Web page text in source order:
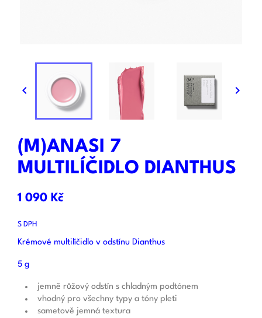
 
(M)ANASI 7
MULTILÍČIDLO DIANTHUS
1 090 Kč
S DPH
Krémové multilíčidlo v odstínu Dianthus
5 g
jemně růžový odstín s chladným podtónem
vhodný pro všechny typy a tóny pleti
sametově jemná textura